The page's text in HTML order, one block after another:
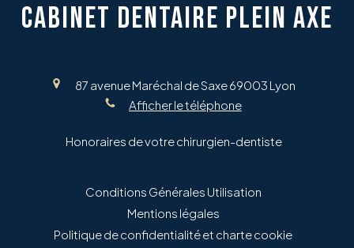
CABINET DENTAIRE PLEIN AXE
87 avenue Maréchal de Saxe69003 Lyon
Afficher le téléphone
Honoraires de votre chirurgien-dentiste
Conditions Générales Utilisation
Mentions légales
Politique de confidentialité et charte cookie